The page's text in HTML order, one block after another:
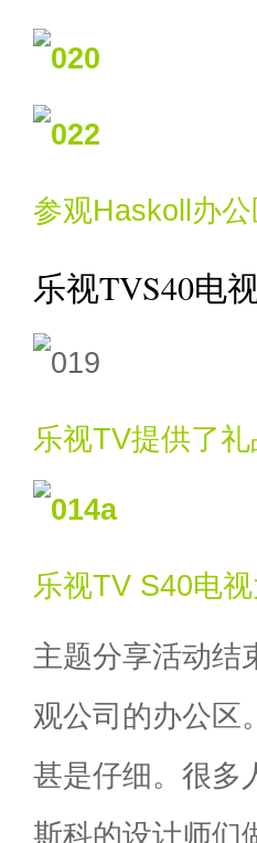
参观Haskoll办公
乐视TVS40电
乐视TV提供了
乐视TV S40电
主题分享活动结
观公司的办公区
甚是仔细。很多
斯科的设计师们